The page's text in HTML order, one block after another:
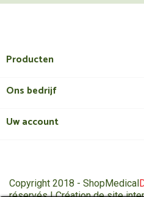
Producten
Ons bedrijf
Uw account
Copyright 2018 - ShopMedical